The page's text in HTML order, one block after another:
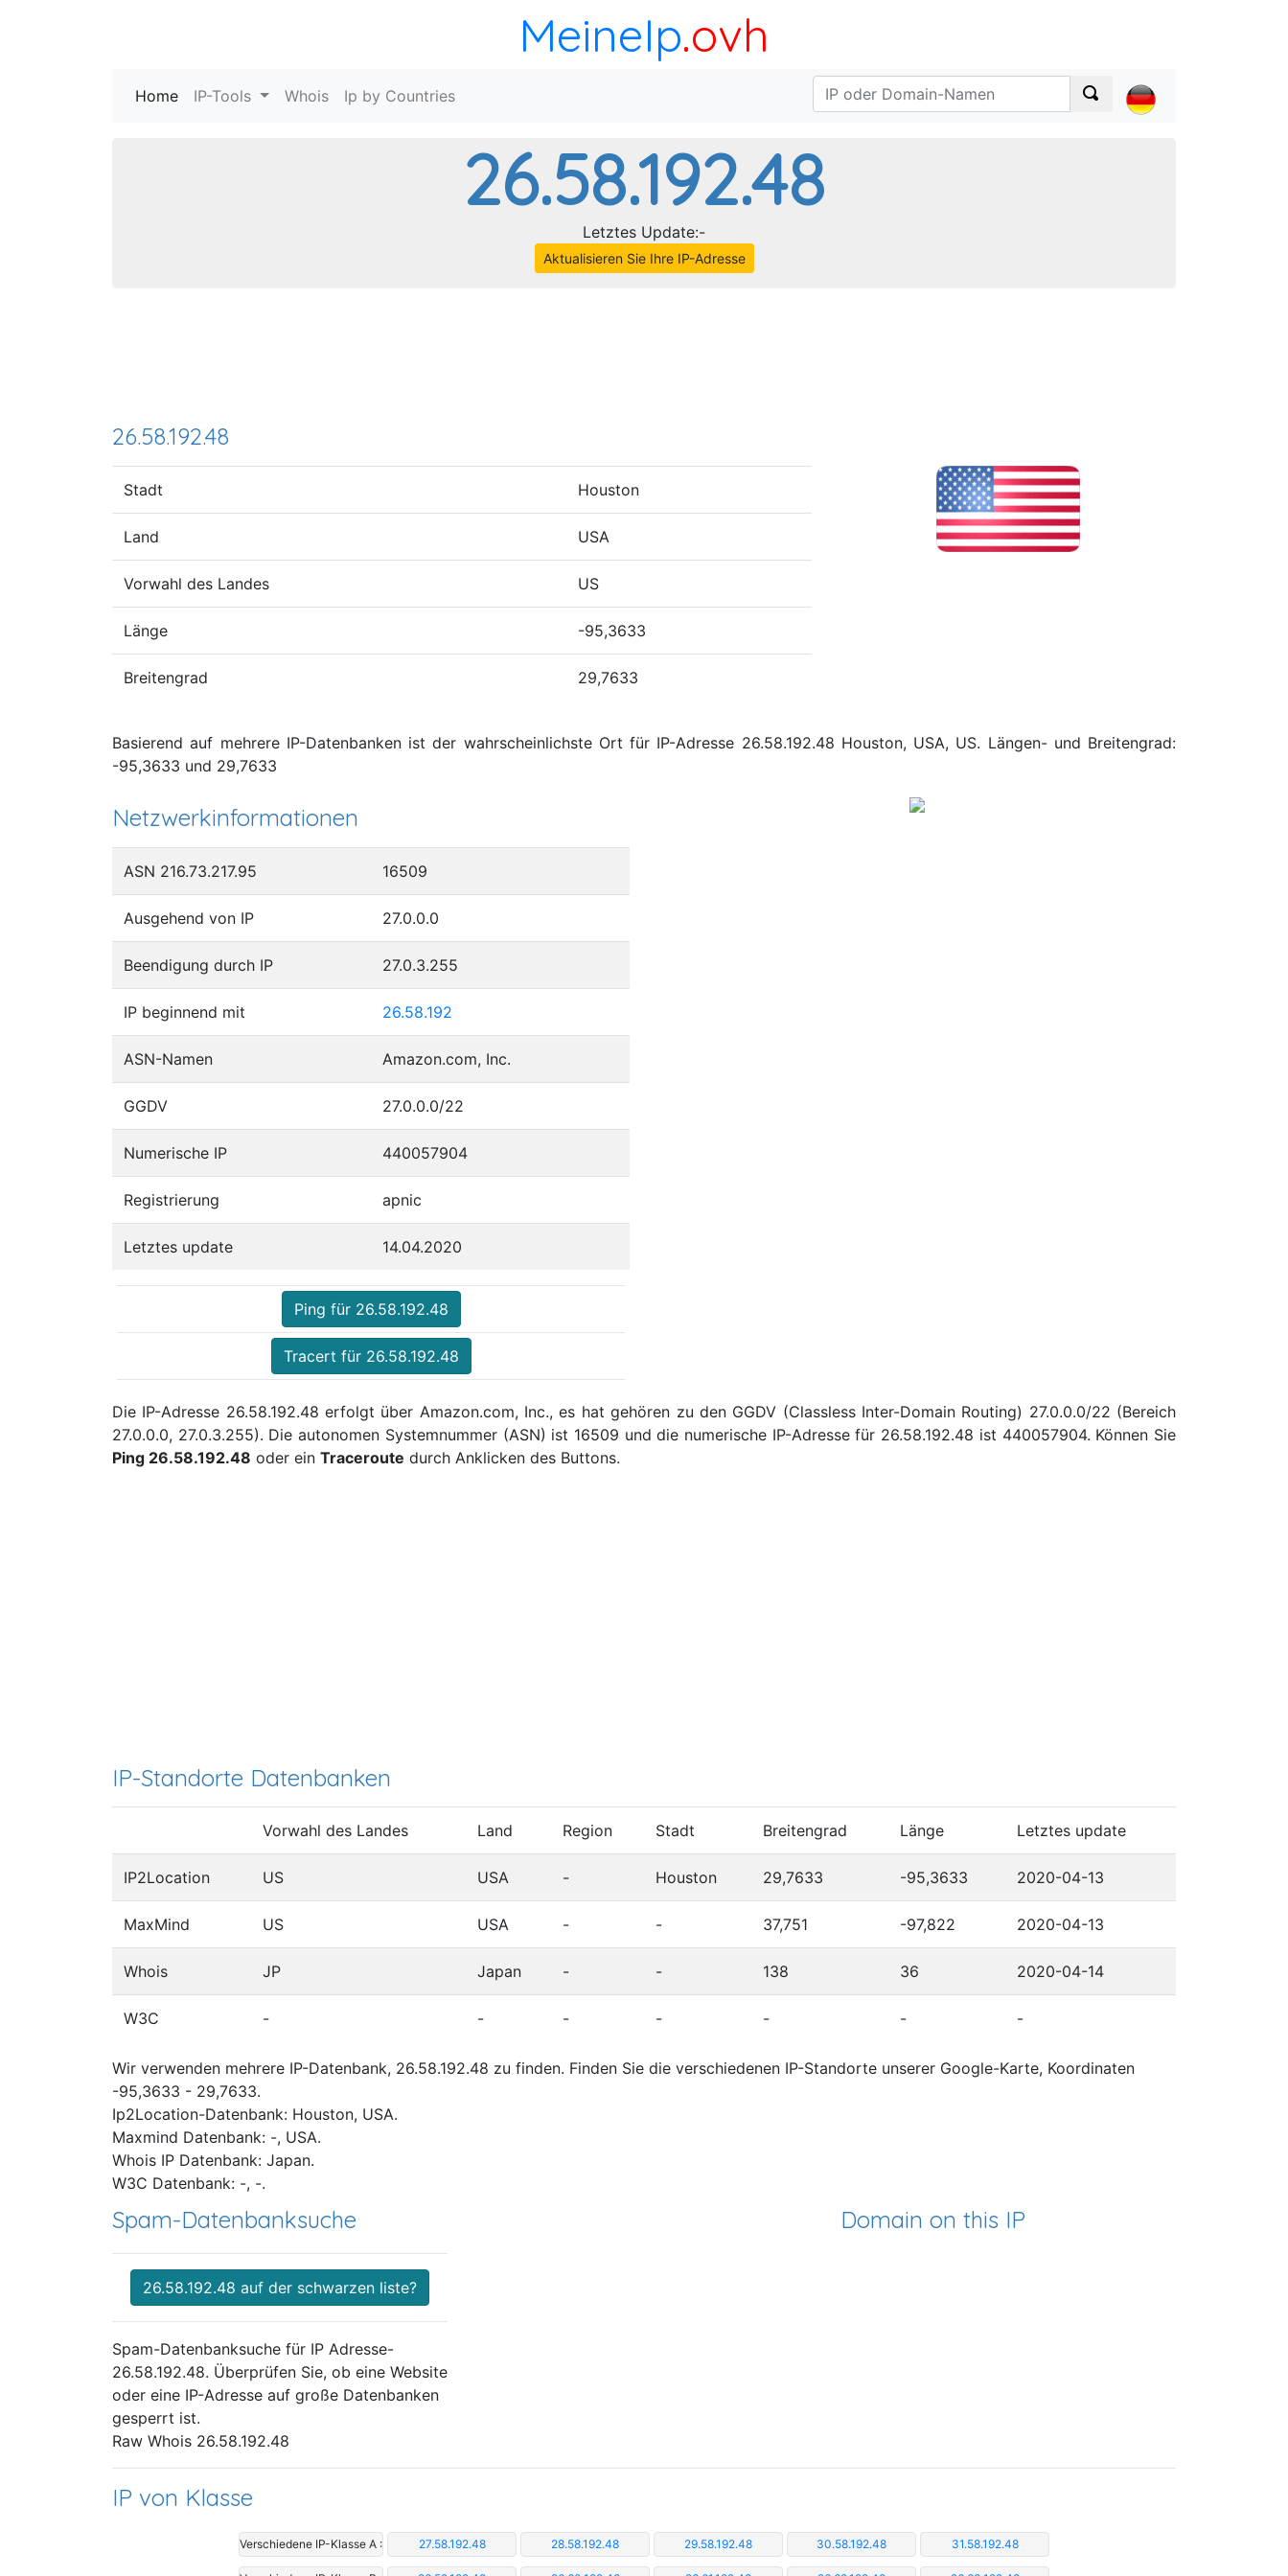
MeineIp.ovh
Home (current)
IP-Tools Whois Ip by Countries
26.58.192.48
Letztes Update:-
Aktualisieren Sie Ihre IP-Adresse
26.58.192.48
Stadt Houston
Land USA
Vorwahl des Landes US
Länge -95,3633
Breitengrad 29,7633
Basierend auf mehrere IP-Datenbanken ist der wahrscheinlichste Ort für IP-Adresse 26.58.192.48 Houston, USA, US. Längen- und Breitengrad:
-95,3633 und 29,7633
Netzwerkinformationen
ASN 216.73.217.95 16509
Ausgehend von IP 27.0.0.0
Beendigung durch IP 27.0.3.255
IP beginnend mit 26.58.192
ASN-Namen Amazon.com, Inc.
GGDV 27.0.0.0/22
Numerische IP 440057904
Registrierung apnic
Letztes update 14.04.2020
Ping für 26.58.192.48
Tracert für 26.58.192.48
Die IP-Adresse 26.58.192.48 erfolgt über Amazon.com, Inc., es hat gehören zu den GGDV (Classless Inter-Domain Routing) 27.0.0.0/22 (Bereich
27.0.0.0, 27.0.3.255). Die autonomen Systemnummer (ASN) ist 16509 und die numerische IP-Adresse für 26.58.192.48 ist 440057904. Können Sie
Ping 26.58.192.48 oder ein Traceroute durch Anklicken des Buttons.
IP-Standorte Datenbanken
Vorwahl des Landes Land Region Stadt Breitengrad Länge Letztes update
IP2Location US USA - Houston 29,7633 -95,3633 2020-04-13
MaxMind US USA - - 37,751 -97,822 2020-04-13
Whois JP Japan - - 138 36 2020-04-14
W3C - - - - - - -
Wir verwenden mehrere IP-Datenbank, 26.58.192.48 zu finden. Finden Sie die verschiedenen IP-Standorte unserer Google-Karte, Koordinaten
-95,3633 - 29,7633.
Ip2Location-Datenbank: Houston, USA.
Maxmind Datenbank: -, USA.
Whois IP Datenbank: Japan.
W3C Datenbank: -, -.
Spam-Datenbanksuche
26.58.192.48 auf der schwarzen liste?
Spam-Datenbanksuche für IP Adresse-
26.58.192.48. Überprüfen Sie, ob eine Website
oder eine IP-Adresse auf große Datenbanken
gesperrt ist.
Domain on this IP
Raw Whois 26.58.192.48
IP von Klasse
Verschiedene IP-Klasse A : 27.58.192.48 28.58.192.48 29.58.192.48 30.58.192.48 31.58.192.48